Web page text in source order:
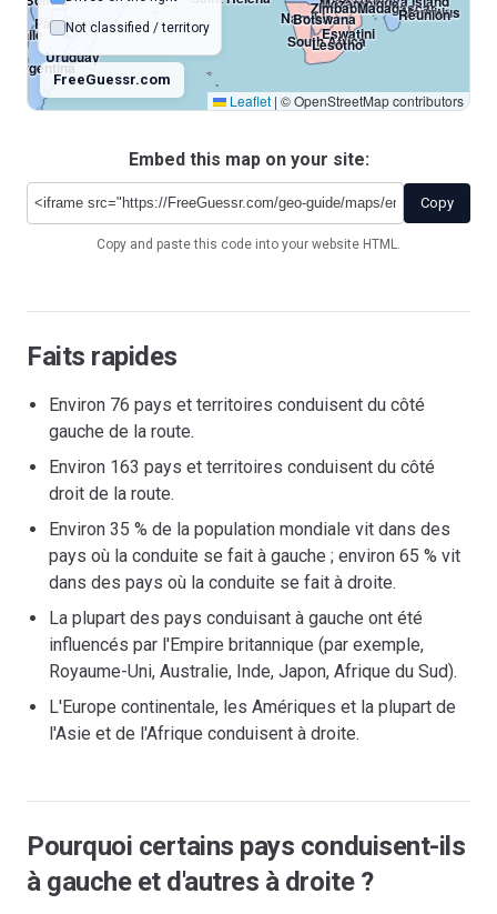
Argentina
Chile
Paraguay
Uruguay
Georgia And South Sandwich Islands
Bouvet Island
Botswana
Lesotho
Namibia
South Africa
Eswatini
ZimbabweMadagascar
Mauritius
Réunion
Leaflet | © OpenStreetMap contributors
FreeGuessr.com
Not classified / territory
Embed this map on your site:
Copy
Copy and paste this code into your website HTML.
Faits rapides
Environ 76 pays et territoires conduisent du côté
gauche de la route.
Environ 163 pays et territoires conduisent du côté
droit de la route.
Environ 35 % de la population mondiale vit dans des
pays où la conduite se fait à gauche ; environ 65 % vit
dans des pays où la conduite se fait à droite.
La plupart des pays conduisant à gauche ont été
influencés par l'Empire britannique (par exemple,
Royaume-Uni, Australie, Inde, Japon, Afrique du Sud).
L'Europe continentale, les Amériques et la plupart de
l'Asie et de l'Afrique conduisent à droite.
Pourquoi certains pays conduisent-ils
à gauche et d'autres à droite ?